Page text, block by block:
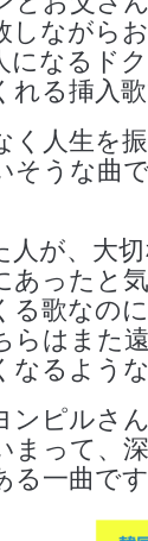
しながら
になるド
る挿入歌
く人生を
そうな曲
人が、大
あったと
る歌なの
らはまた
なるような
ンピルさ
まって、
一曲です